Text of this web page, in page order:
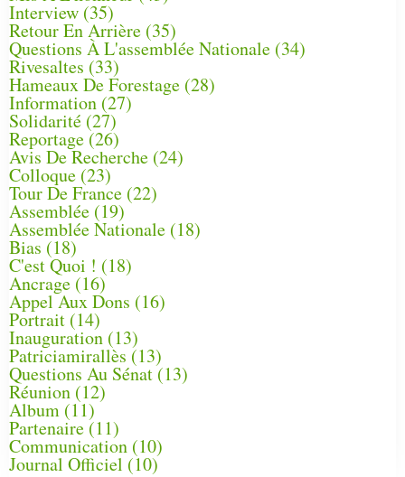
Interview (35)
Retour En Arrière (35)
Questions À L'assemblée Nationale (34)
Rivesaltes (33)
Hameaux De Forestage (28)
Information (27)
Solidarité (27)
Reportage(26)
Avis De Recherche (24)
Colloque (23)
Tour De France (22)
Assemblée (19)
Assemblée Nationale (18)
Bias (18)
C'est Quoi ! (18)
Ancrage (16)
Appel Aux Dons (16)
Portrait (14)
Inauguration (13)
Patriciamirallès (13)
Questions Au Sénat(13)
Réunion (12)
Album (11)
Partenaire(11)
Communication (10)
Journal Officiel (10)